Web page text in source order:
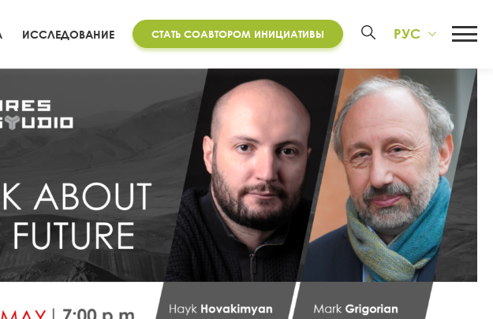
ИССЛЕДОВАНИЕ СТАТЬ СОАВТОРОМ ИНИЦИАТИВЫ РУС